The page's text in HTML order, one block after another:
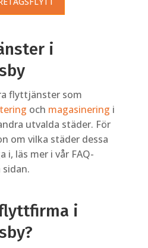
i
flyttjänster som
och magasinering i
utvalda städer. För
om vilka städer dessa
läs mer i vår FAQ-
i